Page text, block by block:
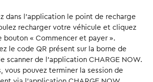
dans l’application le point de recharge
recharger votre véhicule et cliquez
bouton « Commencer et payer ».
le code QR présent sur la borne de
scanner de l’application CHARGE NOW.
vous pouvez terminer la session de